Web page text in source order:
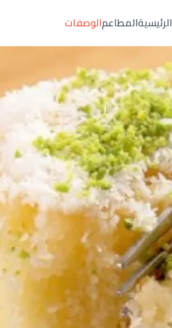
الرئيسيةالمطاعمالوصفات